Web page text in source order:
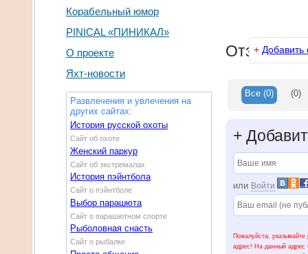
Корабельный юмор
PINICAL «ПИНИКАЛ»
О проекте
Яхт-новости
Развлечения и увлечения на
других сайтах:
История русской охоты
Сайт об охоте
Женский паркур
Сайт об экстремалах
История пэйнтбола
Сайт о пэйнтболе
Выбор парашюта
Сайт о парашютном спорте
Рыболовная снасть
Сайт о рыбалке
Отзывы
+ Добавить
Все (0) (0)
+
или Войти
Пожалуйста,
адрес! На данный адрес